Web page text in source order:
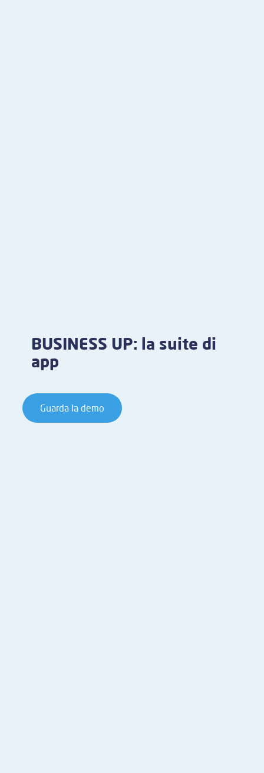
BUSINESS UP: la suite di
app
Guarda la demo